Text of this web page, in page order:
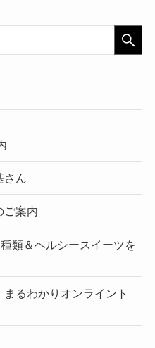
さん
ご案内
類＆ヘルシースイーツを
るわかりオンライント